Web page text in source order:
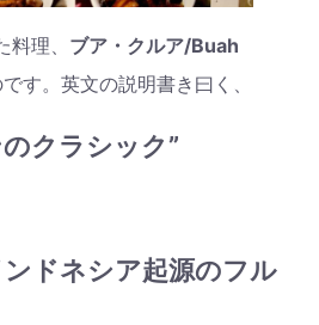
理、 ブア・クルア/Buah
す。英文の説明書き曰く、
クラシック”
ドネシア起源のフル